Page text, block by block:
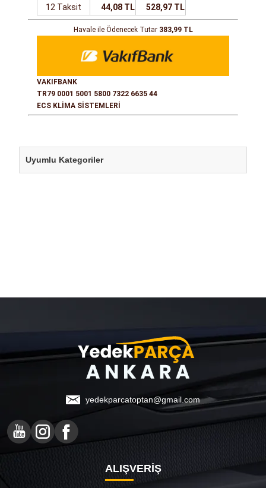
12 Taksit
44,08 TL 528,97 TL
Havale ile Ödenecek Tutar 383,99 TL
VAKIFBANK
TR79 0001 5001 5800 7322 6635 44
ECS KLİMA SİSTEMLERİ
Uyumlu Kategoriler
yedekparcatoptan@gmail.com
ALIŞVERİŞ